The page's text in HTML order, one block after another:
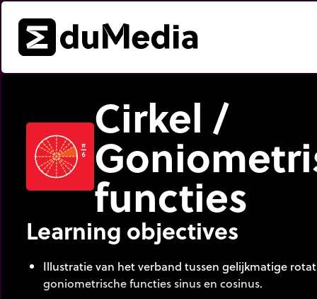
Cirkel /
functies
Learning objectives
Illustratie van het verband tussen gelijkmatige
goniometrische functies sinus en cosinus.